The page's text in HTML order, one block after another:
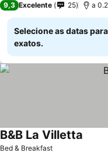
9,3 Excelente 25 a
Selecione as datas
exatos.
Bed & Breakfast
B&B La Villetta